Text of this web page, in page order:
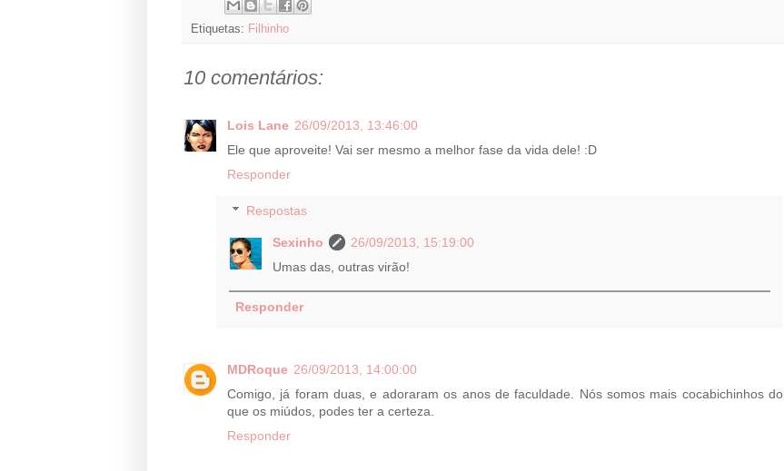
Etiquetas: Filhinho
10 comentários:
Lois Lane 26/09/2013, 13:46:00
Ele que aproveite! Vai ser mesmo a melhor fase da vida dele! :D
Responder
Respostas
Sexinho
26/09/2013, 15:19:00
Umas das, outras virão!
Responder
MDRoque 26/09/2013, 14:00:00
Comigo, já foram duas, e adoraram os anos de faculdade. Nós somos mais cocabichinhos do
que os miúdos, podes ter a certeza.
Responder